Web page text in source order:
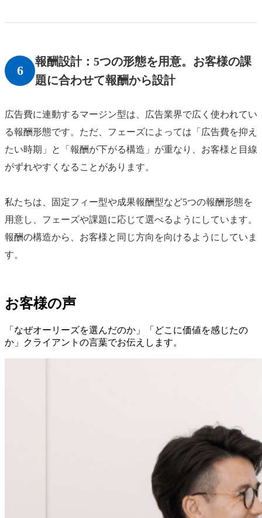
6
報酬設計：5つの形態を用意。お客様の課
題に合わせて報酬から設計
広告費に連動するマージン型は、広告業界で広く使われてい
る報酬形態です。ただ、フェーズによっては「広告費を抑え
たい時期」と「報酬が下がる構造」が重なり、お客様と目線
がずれやすくなることがあります。
私たちは、固定フィー型や成果報酬型など5つの報酬形態を
用意し、フェーズや課題に応じて選べるようにしています。
報酬の構造から、お客様と同じ方向を向けるようにしていま
す。
お客様の声
「なぜオーリーズを選んだのか」「どこに価値を感じたの
か」クライアントの言葉でお伝えします。